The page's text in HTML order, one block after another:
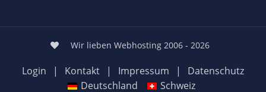
Wir lieben Webhosting 2006 - 2026
Login | Kontakt | Impressum |
Datenschutz
Deutschland
Schweiz